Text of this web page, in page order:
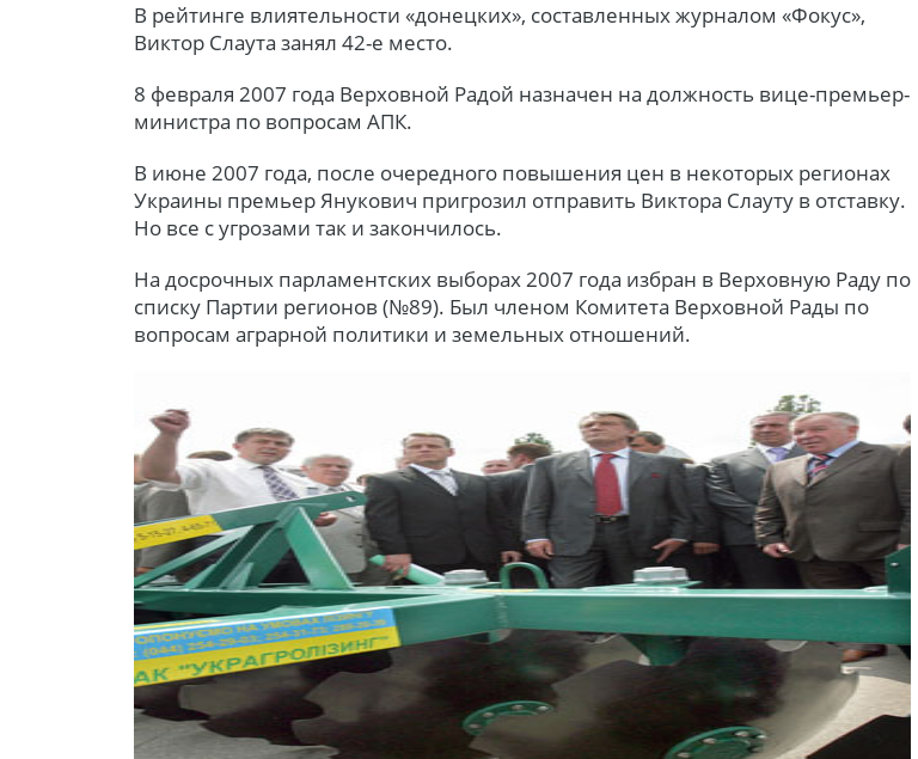
В рейтинге влиятельности «донецких», составленных журналом «Фокус»,
Виктор Слаута занял 42-е место.
8 февраля 2007 года Верховной Радой назначен на должность вице-премьер-
министра по вопросам АПК.
В июне 2007 года, после очередного повышения цен в некоторых регионах
Украины премьер Янукович пригрозил отправить Виктора Слауту в отставку.
Но все с угрозами так и закончилось.
На досрочных парламентских выборах 2007 года избран в Верховную Раду по
списку Партии регионов (№89). Был членом Комитета Верховной Рады по
вопросам аграрной политики и земельных отношений.